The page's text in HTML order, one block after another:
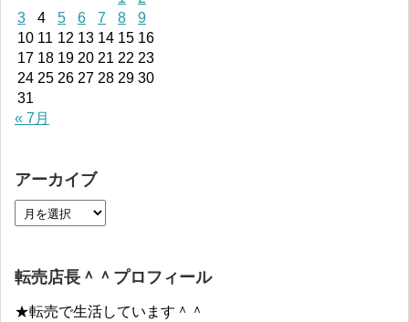
3
4 5 6 7 8
9
10 11 12 13 14 15 16
17 18 19 20 21 22 23
24 25 26 27 28 29 30
31
« 7月
アーカイブ
転売店長＾＾プロフィール
★転売で生活しています＾＾